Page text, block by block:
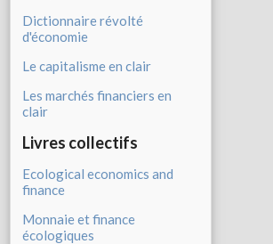
Dictionnaire révolté
d'économie
Le capitalisme en clair
Les marchés financiers en
clair
Livres collectifs
Ecological economics and
finance
Monnaie et finance
écologiques